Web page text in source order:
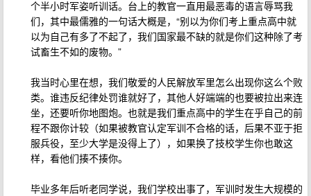
个半小时军姿听训话。台上的教官一直用最恶毒的语言辱骂我
们，其中最儒雅的一句话大概是，“别以为你们考上重点高中就
以为自己有多了不起了，我们国家最不缺的就是你们这种除了考
试畜生不如的废物。”
我当时心里在想，我们敬爱的人民解放军里怎么出现你这么个败
类。谁违反纪律处罚谁就好了，其他人好端端的也要被拉出来连
坐，还要听你地图炮。也就是我们重点高中的学生在乎自己的前
程不跟你计较（如果被教官认定军训不合格的话，后果不亚于拒
服兵役，至少大学是没得上了），如果换了技校学生你也敢这
样，看他们揍不揍你。
毕业多年后听老同学说，我们学校出事了，军训时发生大规模的